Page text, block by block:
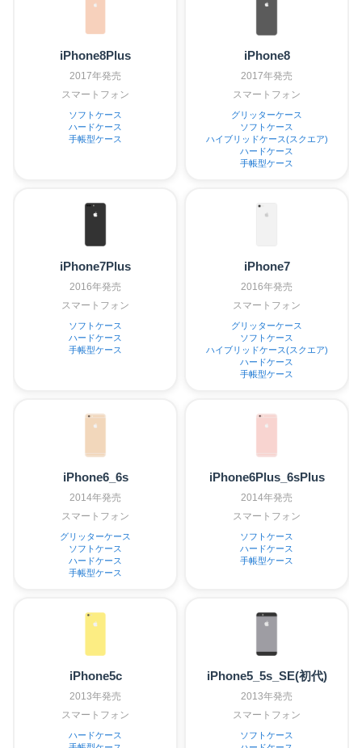
iPhone8Plus
2017年発売
スマートフォン
ソフトケース
ハードケース
手帳型ケース
iPhone8
2017年発売
スマートフォン
グリッターケース
ソフトケース
ハイブリッドケース(スクエア)
ハードケース
手帳型ケース
iPhone7Plus
2016年発売
スマートフォン
ソフトケース
ハードケース
手帳型ケース
iPhone7
2016年発売
スマートフォン
グリッターケース
ソフトケース
ハイブリッドケース(スクエア)
ハードケース
手帳型ケース
iPhone6_6s
2014年発売
スマートフォン
グリッターケース
ソフトケース
ハードケース
手帳型ケース
iPhone6Plus_6sPlus
2014年発売
スマートフォン
ソフトケース
ハードケース
手帳型ケース
iPhone5c
2013年発売
スマートフォン
ハードケース
iPhone5_5s_SE(初代)
2013年発売
スマートフォン
ソフトケース